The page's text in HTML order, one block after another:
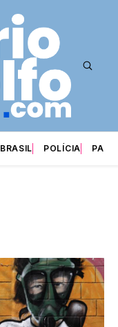
BRASIL POLÍCIA